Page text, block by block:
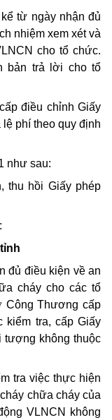
từ ngày nhận đủ
nhiệm xem xét và
cho tổ chức.
bản trả lời cho tổ
điều chỉnh Giấy
phí theo quy định
như sau:
thu hồi Giấy phép
đủ điều kiện về an
cháy cho các tổ
Công Thương cấp
kiểm tra, cấp Giấy
tượng không thuộc
tra việc thực hiện
chữa cháy của
VLNCN không